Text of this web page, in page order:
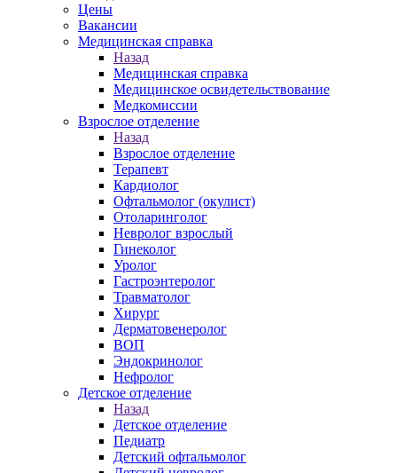
Цены
Вакансии
Медицинская справка
Назад
Медицинская справка
Ме­дицин­ское ос­ви­детель­ство­вание
Медкомиссии
Взрослое отделение
Назад
Взрослое отделение
Терапевт
Кардиолог
Офтальмолог (окулист)
Отоларинголог
Невролог взрослый
Гинеколог
Уролог
Гастроэнтеролог
Травматолог
Хирург
Дерматовенеролог
ВОП
Эндокринолог
Нефролог
Детское отделение
Назад
Детское отделение
Педиатр
Детский офтальмолог